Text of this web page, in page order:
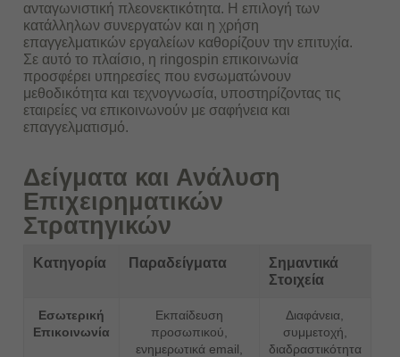
ανταγωνιστική πλεονεκτικότητα. Η επιλογή των
κατάλληλων συνεργατών και η χρήση
επαγγελματικών εργαλείων καθορίζουν την επιτυχία.
Σε αυτό το πλαίσιο, η ringospin επικοινωνία
προσφέρει υπηρεσίες που ενσωματώνουν
μεθοδικότητα και τεχνογνωσία, υποστηρίζοντας τις
εταιρείες να επικοινωνούν με σαφήνεια και
επαγγελματισμό.
Δείγματα και Ανάλυση
Επιχειρηματικών
Στρατηγικών
Κατηγορία Παραδείγματα
Σημαντικά
Στοιχεία
Εσωτερική
Επικοινωνία
Εκπαίδευση
προσωπικού,
ενημερωτικά email,
Διαφάνεια,
συμμετοχή,
διαδραστικότητα